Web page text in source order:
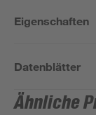
Eigenschaften
Datenblätter
Ähnliche